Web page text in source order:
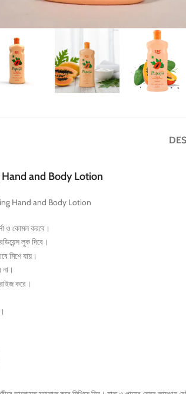
and Body Lotion
Hand and Body Lotion
ও কোমল করবে।
লুক দিবে।
মিশে যায়।
করে।